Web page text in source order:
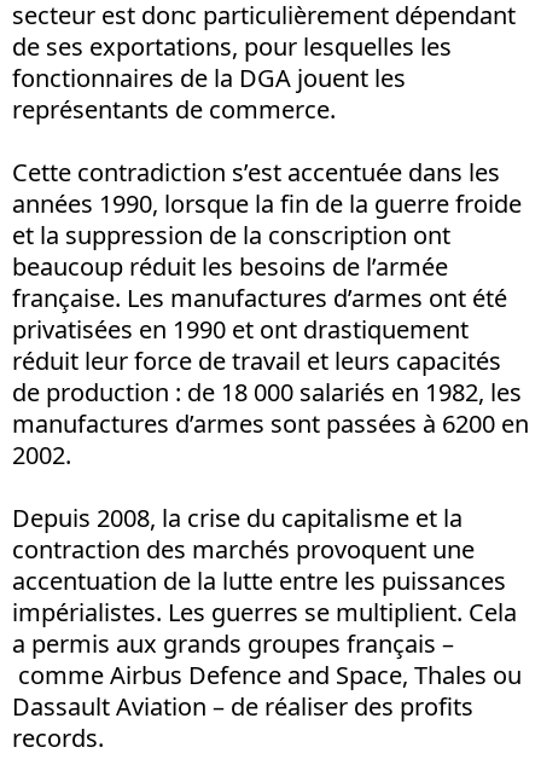
secteur est donc particulièrement dépendant
de ses exportations, pour lesquelles les
fonctionnaires de la DGA jouent les
représentants de commerce.
Cette contradiction s’est accentuée dans les
années 1990, lorsque la fin de la guerre froide
et la suppression de la conscription ont
beaucoup réduit les besoins de l’armée
française. Les manufactures d’armes ont été
privatisées en 1990 et ont drastiquement
réduit leur force de travail et leurs capacités
de production : de 18 000 salariés en 1982, les
manufactures d’armes sont passées à 6200 en
2002.
Depuis 2008, la crise du capitalisme et la
contraction des marchés provoquent une
accentuation de la lutte entre les puissances
impérialistes. Les guerres se multiplient. Cela
a permis aux grands groupes français –
comme Airbus Defence and Space, Thales ou
Dassault Aviation – de réaliser des profits
records.